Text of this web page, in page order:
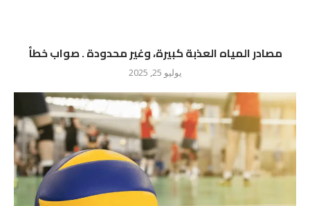
مصادر المياه العذبة كبيرة، وغير محدودة . صواب خطأ
يوليو 25, 2025